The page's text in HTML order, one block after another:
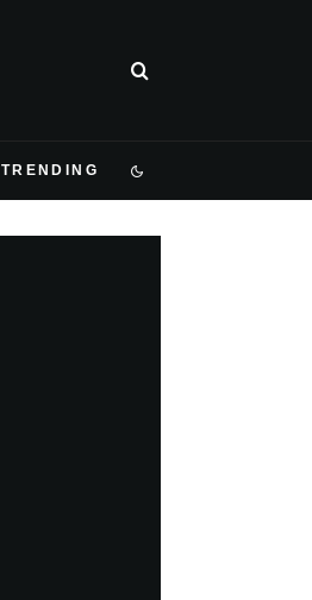
TRENDING